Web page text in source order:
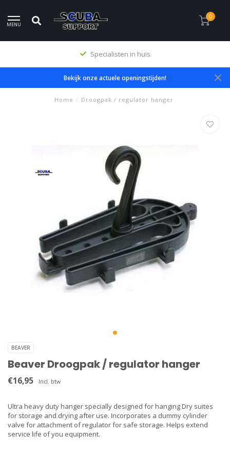
MENU
0
Specialisten in huis
Bekijk onze actuele openingstijden!
Home / Droogpak / regulator hanger
BEAVER
Beaver Droogpak / regulator hanger
€16,95 Incl. btw
Ultra heavy duty hanger specially designed for hanging Dry suites
for storage and drying after use. Incorporates a dummy cylinder
valve for attachment of regulator for safe storage. Helps extend
service life of you equipment.